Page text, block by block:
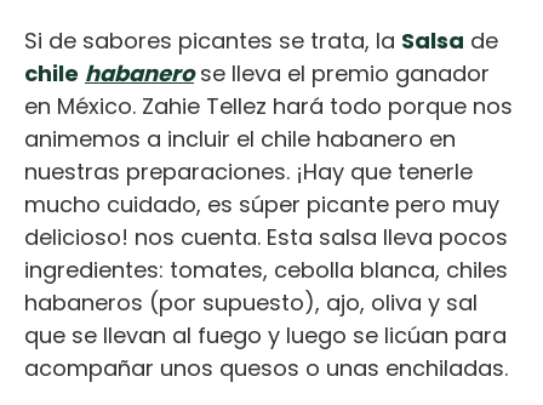
Si de sabores picantes se trata, la Salsa de
chile habanerose lleva el premio ganador
en México. Zahie Tellez hará todo porque nos
animemos a incluir el chile habanero en
nuestras preparaciones. ¡Hay que tenerle
mucho cuidado, es súper picante pero muy
delicioso! nos cuenta. Esta salsa lleva pocos
ingredientes: tomates, cebolla blanca, chiles
habaneros (por supuesto), ajo, oliva y sal
que se llevan al fuego y luego se licúan para
acompañar unos quesos o unas enchiladas.